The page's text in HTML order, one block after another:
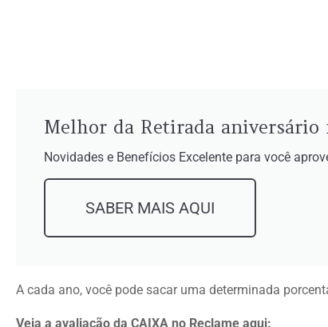
Melhor da Retirada aniversário
Novidades e Benefícios Excelente para você
SABER MAIS AQUI
A cada ano, você pode sacar uma determinada
Veja a avaliação da CAIXA no Reclame aqui: